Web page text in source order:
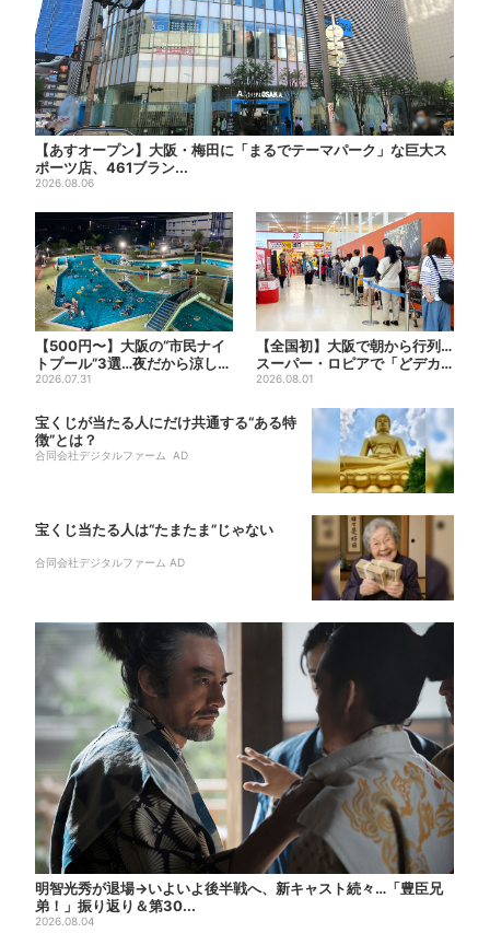
【あすオープン】大阪・梅田に「まるでテーマパーク」な巨大ス
ポーツ店、461ブラン...
2026.08.06
【500円〜】大阪の“市民ナイ
トプール”3選…夜だから涼しい
＆コスパ最強
2026.07.31
【全国初】大阪で朝から行列…
スーパー・ロピアで「どデカ
抽選会」、開始30分で“1...
2026.08.01
宝くじが当たる人にだけ共通する“ある特
徴”とは？
合同会社デジタルファーム AD
宝くじ当たる人は“たまたま”じゃない
合同会社デジタルファーム AD
明智光秀が退場→いよいよ後半戦へ、新キャスト続々…「豊臣兄
弟！」振り返り＆第30...
2026.08.04